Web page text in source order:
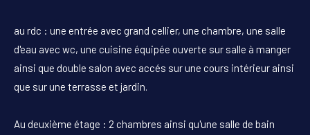
au rdc : une entrée avec grand cellier, une chambre, une salle
d'eau avec wc, une cuisine équipée ouverte sur salle à manger
ainsi que double salon avec accés sur une cours intérieur ainsi
que sur une terrasse et jardin.
Au deuxième étage : 2 chambres ainsi qu'une salle de bain